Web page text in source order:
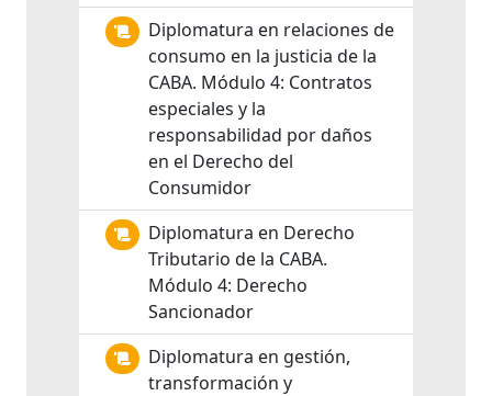
Diplomatura en relaciones de
consumo en la justicia de la
CABA. Módulo 4: Contratos
especiales y la
responsabilidad por daños
en el Derecho del
Consumidor
Diplomatura en Derecho
Tributario de la CABA.
Módulo 4: Derecho
Sancionador
Diplomatura en gestión,
transformación y